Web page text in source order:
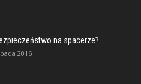
na spacerze?
2016